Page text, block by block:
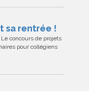
sa rentrée !
concours de projets
pour collégiens